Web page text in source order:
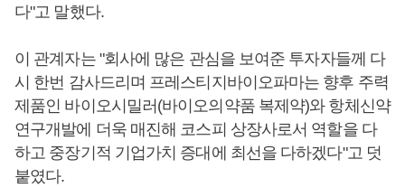
다"고 말했다.
이 관계자는 "회사에 많은 관심을 보여준 투자자들께 다
시 한번 감사드리며 프레스티지바이오파마는 향후 주력
제품인 바이오시밀러(바이오의약품 복제약)와 항체신약
연구개발에 더욱 매진해 코스피 상장사로서 역할을 다
하고 중장기적 기업가치 증대에 최선을 다하겠다"고 덧
붙였다.